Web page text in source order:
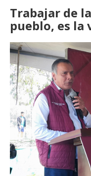
Trabajar de
pueblo, es la